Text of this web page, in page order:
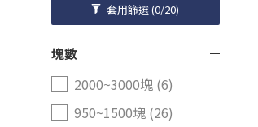
套用篩選(0/20)
塊數
2000~3000塊 (6)
950~1500塊 (26)